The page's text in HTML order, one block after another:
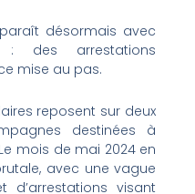
désormais avec
des arrestations
mise au pas.
reposent sur deux
destinées à
mois de mai 2024 en
avec une vague
d’arrestations visant